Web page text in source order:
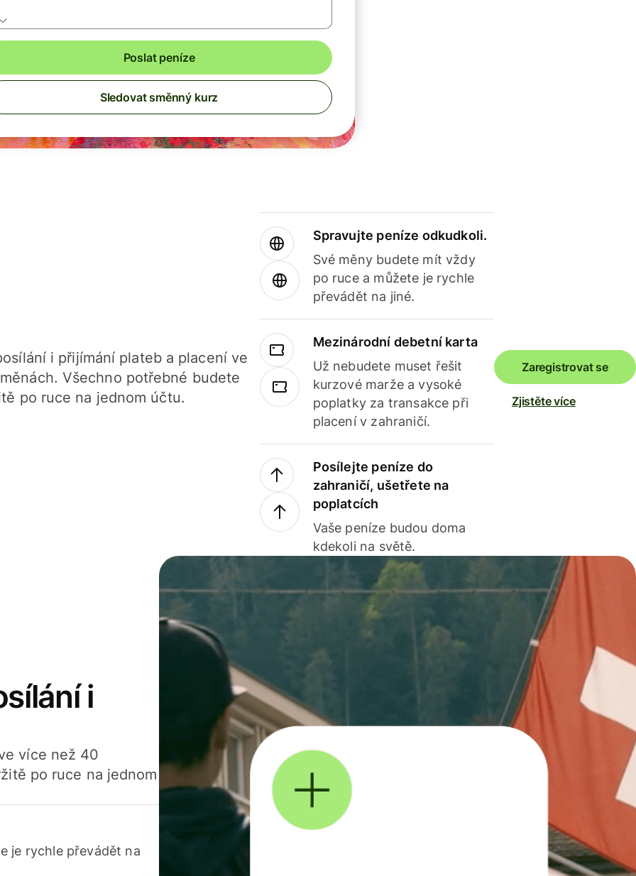
Poslat peníze
Sledovat směnný kurz
i přijímání plateb a placení ve
Všechno potřebné budete
po ruce na jednom účtu.
Spravujte peníze odkudkoli.
Své měny budete mít vždy
po ruce a můžete je rychle
převádět na jiné.
Mezinárodní debetní karta
Už nebudete muset řešit
kurzové marže a vysoké
poplatky za transakce při
placení v zahraničí.
Posílejte peníze do
zahraničí, ušetřete na
poplatcích
Vaše peníze budou doma
kdekoli na světě.
Zaregistrovat se
Zjistěte více
i
více než 40
po ruce na jednom
je rychle převádět na